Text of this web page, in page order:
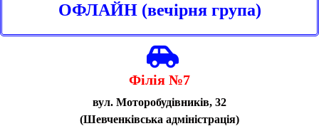
ОФЛАЙН (вечірня група)
Філія №7
вул. Моторобудівників, 32
(Шевченківська адміністрація)